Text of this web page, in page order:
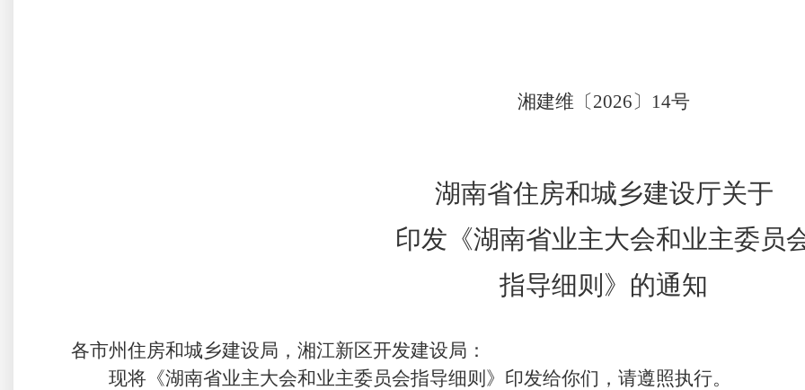
湘建维 〔2026〕 14号
湖南省住房和城乡建设厅关于
印发《湖南省业主大会和业主委员
指导细则》的通知
各市州住房和城乡建设局 ， 湘江新区开发建设局 ：
现将《湖南省业主大会和业主委员会指导细则》印发给你们，请遵照执行。